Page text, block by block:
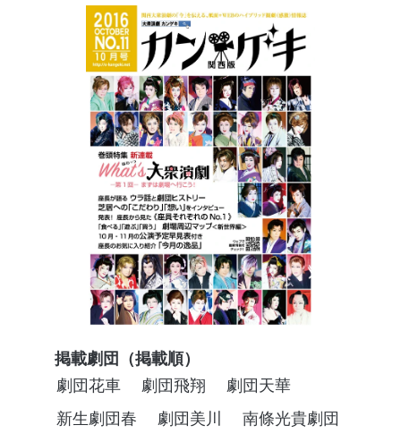
掲載劇団（掲載順）
劇団花車
劇団飛翔
劇団天華
新生劇団春
劇団美川
南條光貴劇団